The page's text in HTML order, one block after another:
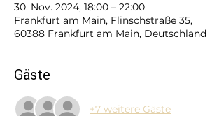
30. Nov. 2024, 18:00 – 22:00
Frankfurt am Main, Flinschstraße 35,
60388 Frankfurt am Main, Deutschland
Gäste
+7 weitere Gäste